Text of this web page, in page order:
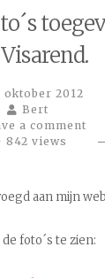
oktober 2012
Bert
a comment
842 views
aan mijn
foto´s te zien: